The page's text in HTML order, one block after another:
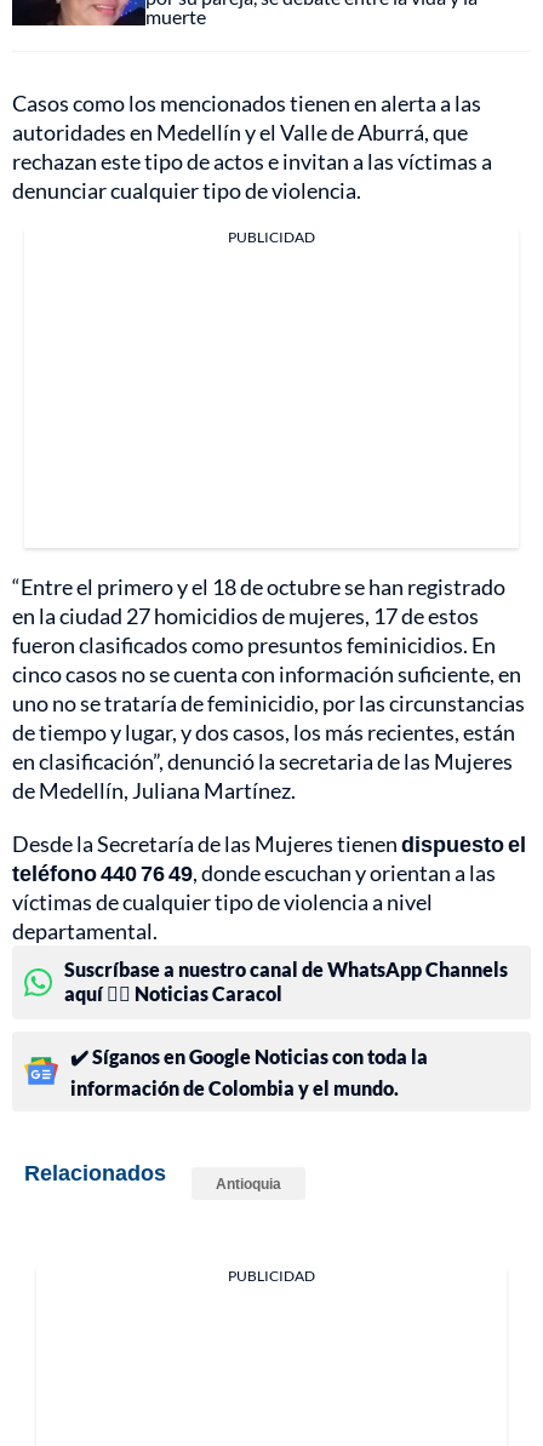
muerte
Casos como los mencionados tienen en alerta a las
autoridades en Medellín y el Valle de Aburrá, que
rechazan este tipo de actos e invitan a las víctimas a
denunciar cualquier tipo de violencia.
PUBLICIDAD
“Entre el primero y el 18 de octubre se han registrado
en la ciudad 27 homicidios de mujeres, 17 de estos
fueron clasificados como presuntos feminicidios. En
cinco casos no se cuenta con información suficiente, en
uno no se trataría de feminicidio, por las circunstancias
de tiempo y lugar, y dos casos, los más recientes, están
en clasificación”, denunció la secretaria de las Mujeres
de Medellín, Juliana Martínez.
Desde la Secretaría de las Mujeres tienendispuesto el
teléfono 440 76 49, donde escuchan y orientan a las
víctimas de cualquier tipo de violencia a nivel
departamental.
Suscríbase a nuestro canal de WhatsApp Channels
aquí 👉🏻 Noticias Caracol
✔️ Síganos en Google Noticias con toda la
información de Colombia y el mundo.
Relacionados Antioquia
PUBLICIDAD